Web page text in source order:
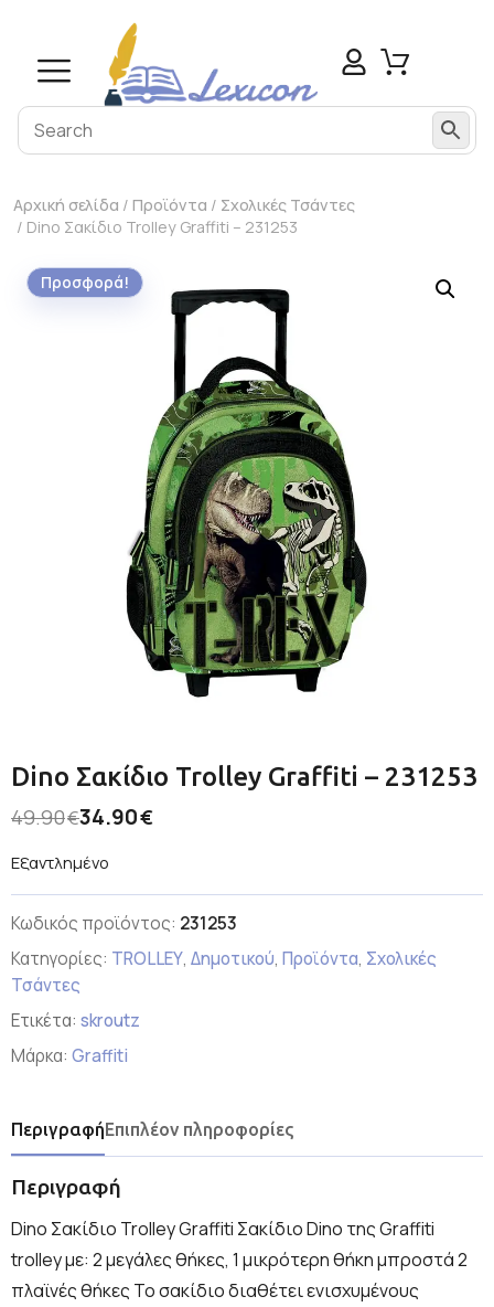
Αρχική σελίδα / Προϊόντα / Σχολικές Τσάντες
/ Dino Σακίδιο Trolley Graffiti – 231253
Προσφορά!
Dino Σακίδιο Trolley Graffiti – 231253
49.90€34.90€
Εξαντλημένο
Κωδικός προϊόντος: 231253
Κατηγορίες: TROLLEY, Δημοτικού, Προϊόντα, Σχολικές
Τσάντες
Ετικέτα: skroutz
Μάρκα: Graffiti
ΠεριγραφήΕπιπλέον πληροφορίες
Περιγραφή
Dino Σακίδιο Trolley Graffiti Σακίδιο Dino της Graffiti
trolley με: 2 μεγάλες θήκες, 1 μικρότερη θήκη μπροστά 2
πλαϊνές θήκες Το σακίδιο διαθέτει ενισχυμένους